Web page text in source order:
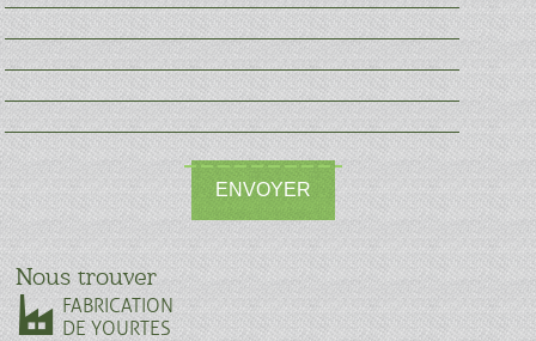
ENVOYER
Nous trouver
FABRICATION
DE YOURTES